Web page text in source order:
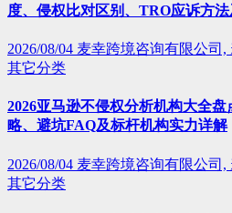
度、侵权比对区别、TRO应诉方
2026/08/04 麦幸跨境咨询有限公司,
其它分类
2026亚马逊不侵权分析机构大全
略、避坑FAQ及标杆机构实力详解
2026/08/04 麦幸跨境咨询有限公司,
其它分类